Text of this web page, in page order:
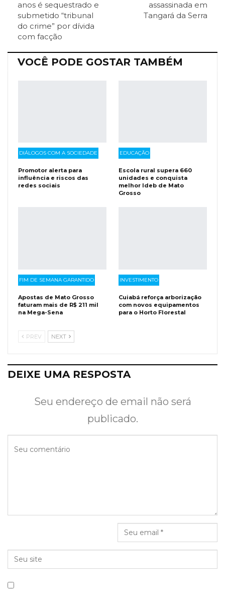
Facebook Messenger
anos é sequestrado e
submetido “tribunal
do crime” por dívida
com facção
assassinada em
Tangará da Serra
VOCÊ PODE GOSTAR TAMBÉM
DIÁLOGOS COM A SOCIEDADE
Promotor alerta para
influência e riscos das
redes sociais
EDUCAÇÃO
Escola rural supera 660
unidades e conquista
melhor Ideb de Mato
Grosso
FIM DE SEMANA GARANTIDO
Apostas de Mato Grosso
faturam mais de R$ 211 mil
na Mega-Sena
INVESTIMENTO
Cuiabá reforça arborização
com novos equipamentos
para o Horto Florestal
PREV NEXT
DEIXE UMA RESPOSTA
Seu endereço de email não será
publicado.